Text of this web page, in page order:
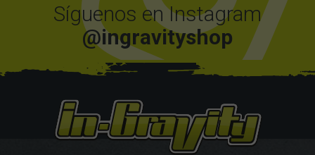
Síguenos en Instagram
@ingravityshop